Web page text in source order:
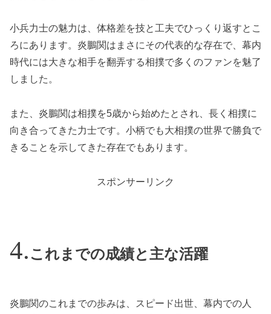
小兵力士の魅力は、体格差を技と工夫でひっくり返すとこ
ろにあります。炎鵬関はまさにその代表的な存在で、幕内
時代には大きな相手を翻弄する相撲で多くのファンを魅了
しました。
また、炎鵬関は相撲を5歳から始めたとされ、長く相撲に
向き合ってきた力士です。小柄でも大相撲の世界で勝負で
きることを示してきた存在でもあります。
スポンサーリンク
これまでの成績と主な活躍
炎鵬関のこれまでの歩みは、スピード出世、幕内での人